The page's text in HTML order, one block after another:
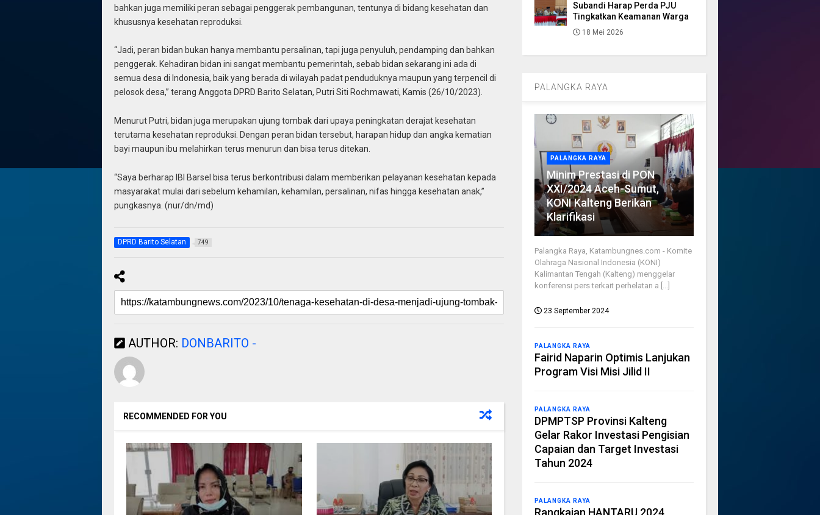
bahkan juga memiliki peran sebagai penggerak pembangunan, tentunya di bidang kesehatan dan
khususnya kesehatan reproduksi.
“Jadi, peran bidan bukan hanya membantu persalinan, tapi juga penyuluh, pendamping dan bahkan
penggerak. Kehadiran bidan ini sangat membantu pemerintah, sebab bidan sekarang ini ada di
semua desa di Indonesia, baik yang berada di wilayah padat penduduknya maupun yang terpencil di
pelosok desa,” terang Anggota DPRD Barito Selatan, Putri Siti Rochmawati, Kamis (26/10/2023).
Menurut Putri, bidan juga merupakan ujung tombak dari upaya peningkatan derajat kesehatan
terutama kesehatan reproduksi. Dengan peran bidan tersebut, harapan hidup dan angka kematian
bayi maupun ibu melahirkan terus menurun dan bisa terus ditekan.
“Saya berharap IBI Barsel bisa terus berkontribusi dalam memberikan pelayanan kesehatan kepada
masyarakat mulai dari sebelum kehamilan, kehamilan, persalinan, nifas hingga kesehatan anak,”
pungkasnya. (nur/dn/md)
DPRD Barito Selatan 749
AUTHOR: DONBARITO -
RECOMMENDED FOR YOU
Subandi Harap Perda PJU
Tingkatkan Keamanan Warga
18 Mei 2026
PALANGKA RAYA
PALANGKA RAYA
Minim Prestasi di PON
XXI/2024 Aceh-Sumut,
KONI Kalteng Berikan
Klarifikasi
Palangka Raya, Katambungnes.com - Komite
Olahraga Nasional Indonesia (KONI)
Kalimantan Tengah (Kalteng) menggelar
konferensi pers terkait perhelatan a [...]
23 September 2024
PALANGKA RAYA
Fairid Naparin Optimis Lanjukan
Program Visi Misi Jilid II
PALANGKA RAYA
DPMPTSP Provinsi Kalteng
Gelar Rakor Investasi Pengisian
Capaian dan Target Investasi
Tahun 2024
PALANGKA RAYA
Rangkaian HANTARU 2024,